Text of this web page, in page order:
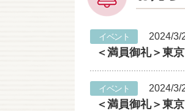
イベント 2024/3/
＜満員御礼＞東
イベント 2024/3/
＜満員御礼＞東